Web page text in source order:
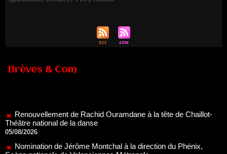
Brèves & Com
05/08/2026
Nomination de Jérôme Montchal à la direction du Phénix,
Scène nationale de Valenciennes Métropole
22/07/2026